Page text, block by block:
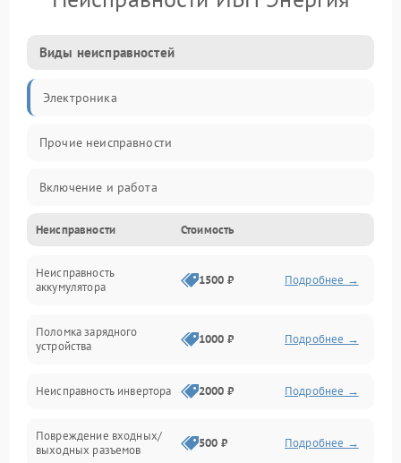
Виды неисправностей
Электроника
Прочие неисправности
Включение и работа
Работа с нагрузкой
Звук и индикация
Механические повреждения
Неисправности Стоимость
Неисправность
аккумулятора
1500 ₽ Подробнее →
Поломка зарядного
устройства
1000 ₽ Подробнее →
Неисправность инвертора 2000 ₽ Подробнее →
Повреждение входных/
выходных разъемов
500 ₽ Подробнее →